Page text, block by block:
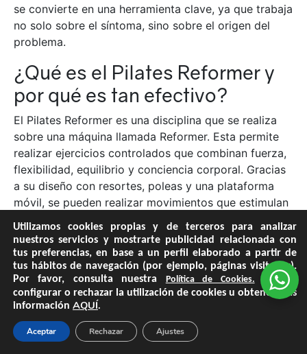
se convierte en una herramienta clave, ya que trabaja
no solo sobre el síntoma, sino sobre el origen del
problema.
¿Qué es el Pilates Reformer y
por qué es tan efectivo?
El Pilates Reformer es una disciplina que se realiza
sobre una máquina llamada Reformer. Esta permite
realizar ejercicios controlados que combinan fuerza,
flexibilidad, equilibrio y conciencia corporal. Gracias
a su diseño con resortes, poleas y una plataforma
móvil, se pueden realizar movimientos que estimulan
cuerpo, sin generar impacto en las articulaciones.
1. Reeducación postural
consciente
Una de las grandes ventajas del Pilates Reformer es
que enseña a mover el cuerpo de forma alineada y
eficiente. Cada ejercicio requiere precisión, control y
Utilizamos cookies propias y de terceros para analizar
nuestros servicios y mostrarte publicidad relacionada con
tus preferencias, en base a un perfil elaborado a partir de
tus hábitos de navegación (por ejemplo, páginas visitadas).
Por favor, consulta nuestra Política de Cookies. Puedes
configurar o rechazar la utilización de cookies u obtener más
información AQUÍ.
Aceptar Rechazar Ajustes